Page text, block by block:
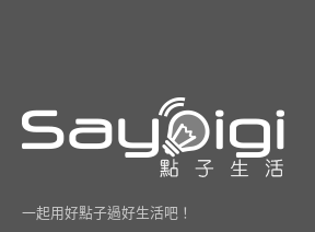
一起用好點子過好生活吧！